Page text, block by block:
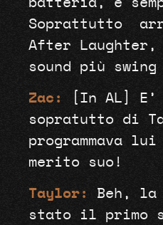
Soprattutto
After Laughter,
sound più
Zac:
[In AL] E’
sopratutto di
programmava
merito suo!
Taylor:
Beh, la
stato il primo